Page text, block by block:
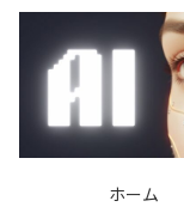
ホーム